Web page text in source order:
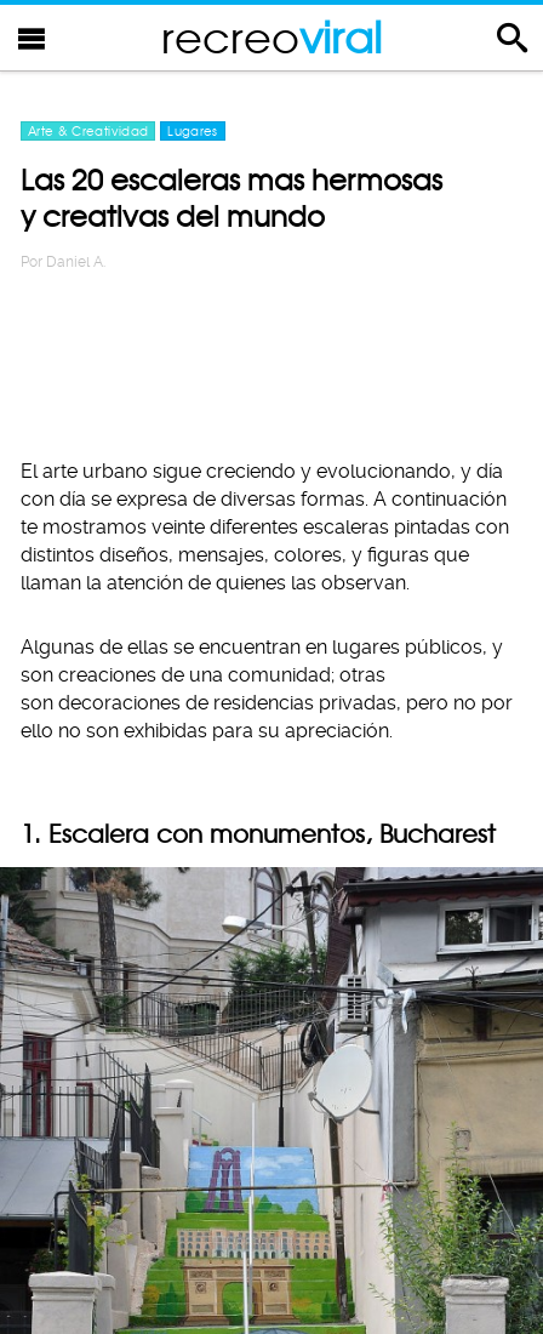
recreoviral
Arte & Creatividad Lugares
Las 20 escaleras mas hermosas
y creativas del mundo
Por Daniel A.
El arte urbano sigue creciendo y evolucionando, y día
con día se expresa de diversas formas. A continuación
te mostramos veinte diferentes escaleras pintadas con
distintos diseños, mensajes, colores, y figuras que
llaman la atención de quienes las observan.
Algunas de ellas se encuentran en lugares públicos, y
son creaciones de una comunidad; otras
son decoraciones de residencias privadas, pero no por
ello no son exhibidas para su apreciación.
1. Escalera con monumentos, Bucharest